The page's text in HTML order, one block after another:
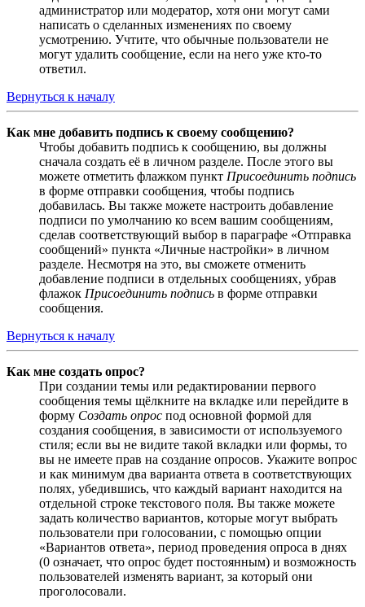
администратор или модератор, хотя они могут сами
написать о сделанных изменениях по своему
усмотрению. Учтите, что обычные пользователи не
могут удалить сообщение, если на него уже кто-то
ответил.
Вернуться к началу
Как мне добавить подпись к своему сообщению?
Чтобы добавить подпись к сообщению, вы должны
сначала создать её в личном разделе. После этого вы
можете отметить флажком пункт Присоединить подпись
в форме отправки сообщения, чтобы подпись
добавилась. Вы также можете настроить добавление
подписи по умолчанию ко всем вашим сообщениям,
сделав соответствующий выбор в параграфе «Отправка
сообщений» пункта «Личные настройки» в личном
разделе. Несмотря на это, вы сможете отменить
добавление подписи в отдельных сообщениях, убрав
флажок Присоединить подпись в форме отправки
сообщения.
Вернуться к началу
Как мне создать опрос?
При создании темы или редактировании первого
сообщения темы щёлкните на вкладке или перейдите в
форму Создать опрос под основной формой для
создания сообщения, в зависимости от используемого
стиля; если вы не видите такой вкладки или формы, то
вы не имеете прав на создание опросов. Укажите вопрос
и как минимум два варианта ответа в соответствующих
полях, убедившись, что каждый вариант находится на
отдельной строке текстового поля. Вы также можете
задать количество вариантов, которые могут выбрать
пользователи при голосовании, с помощью опции
«Вариантов ответа», период проведения опроса в днях
(0 означает, что опрос будет постоянным) и возможность
пользователей изменять вариант, за который они
проголосовали.